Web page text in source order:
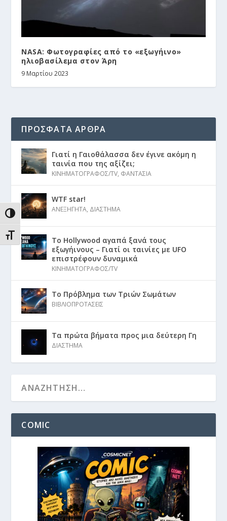
ΕΝΑΛΛΑΓΉ ΥΨΗΛΉΣ ΑΝΤΊΘΕΣΗΣ
ΕΝΑΛΛΑΓΉ ΜΕΓΈΘΟΥΣ ΓΡΑΜΜΆΤΩΝ
NASA: Φωτογραφίες από το «εξωγήινο»
ηλιοβασίλεμα στον Άρη
9 Μαρτίου 2023
ΠΡΟΣΦΑΤΑ ΑΡΘΡΑ
Γιατί η Γαιοθάλασσα δεν έγινε ακόμη η
ταινία που της αξίζει;
ΚΙΝΗΜΑΤΟΓΡΑΦΟΣ/TV, ΦΑΝΤΑΣΙΑ
WTF star!
ΑΝΕΞΗΓΗΤΑ, ΔΙΑΣΤΗΜΑ
Το Hollywood αγαπά ξανά τους
εξωγήινους – Γιατί οι ταινίες με UFO
επιστρέφουν δυναμικά
ΚΙΝΗΜΑΤΟΓΡΑΦΟΣ/TV
Το Πρόβλημα των Τριών Σωμάτων
ΒΙΒΛΙΟΠΡΟΤΑΣΕΙΣ
Τα πρώτα βήματα προς μια δεύτερη Γη
ΔΙΑΣΤΗΜΑ
COMIC